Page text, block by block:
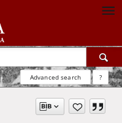
Advanced search ?